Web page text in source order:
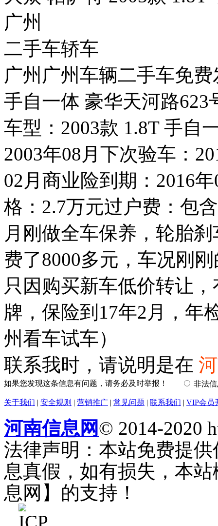
广州
二手车轿车
广州广州车辆二手车免
手自一体 豪华天河路
车型：2003款 1.8T 手自
2003年08月下次验车：
02月商业险到期：2016
格：2.7万元过户费：包
月刚做全车保养，轮胎
费了8000多元，车况刚
只因购买新车低价转让
牌，保险到17年2月，年
州看车试车）
联系我时，请说明是在
如果您发现这条信息有问题，请务必及时举报！ 非法
关于我们 | 安全规则 | 营销推广 | 常见问题 | 联系我们 | VIP会员
河南信息网© 2014-2020
法律声明：本站免费提
息真假，如有损失，本
息网】的支持！